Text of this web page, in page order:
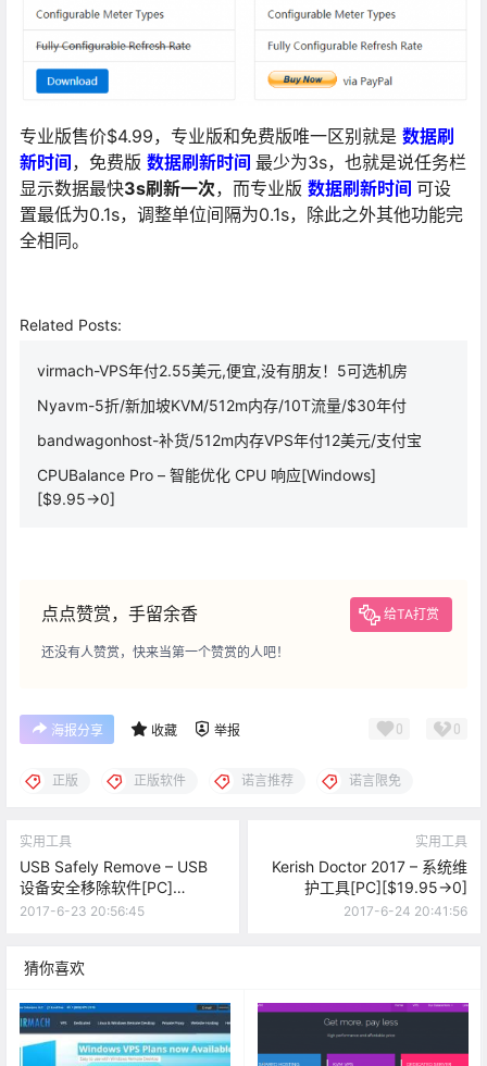
专业版售价$4.99，专业版和免费版唯一区别就是 数据刷
新时间 ，免费版 数据刷新时间 最少为3s，也就是说任务栏
显示数据最快3s刷新一次，而专业版 数据刷新时间 可设
置最低为0.1s，调整单位间隔为0.1s，除此之外其他功能完
全相同。
Related Posts:
virmach-VPS年付2.55美元,便宜,没有朋友！5可选机房
Nyavm-5折/新加坡KVM/512m内存/10T流量/$30年付
bandwagonhost-补货/512m内存VPS年付12美元/支付宝
CPUBalance Pro – 智能优化 CPU 响应[Windows]
[$9.95→0]
点点赞赏，手留余香 给TA打赏
还没有人赞赏，快来当第一个赞赏的人吧！
海报分享 收藏 举报 0 0
正版 正版软件 诺言推荐 诺言限免
实用工具
USB Safely Remove – USB
设备安全移除软件[PC]
[$19.9→0]
2017-6-23 20:56:45
实用工具
Kerish Doctor 2017 – 系统维
护工具[PC][$19.95→0]
2017-6-24 20:41:56
猜你喜欢